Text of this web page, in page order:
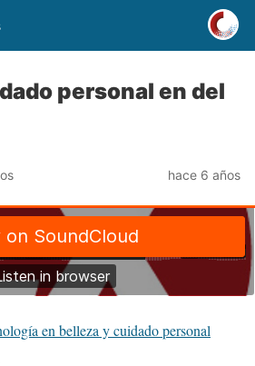
personal en del
hace 6 años
en belleza y cuidado personal